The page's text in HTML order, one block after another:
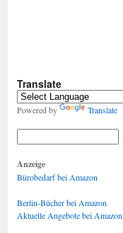
Translate
Powered by Translate
Anzeige
Bürobedarf bei Amazon
Berlin-Bücher bei Amazon
Aktuelle Angebote bei Amazon